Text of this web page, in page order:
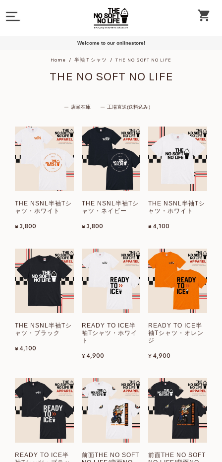
Welcome to our onlinestore!
Home 半袖Ｔシャツ THE NO SOFT NO LIFE
THE NO SOFT NO LIFE
店頭在庫 工場直送(送料込み）
THE NSNL半袖Tシ
ャツ・ホワイト
¥3,800
THE NSNL半袖Tシ
ャツ・ネイビー
¥3,800
THE NSNL半袖Tシ
ャツ・ホワイト
¥4,100
THE NSNL半袖Tシ
ャツ・ブラック
¥4,100
READY TO ICE半
袖Tシャツ・ホワイ
ト
¥4,900
READY TO ICE半
袖Tシャツ・オレン
ジ
¥4,900
READY TO ICE半
前面THE NO SOFT
前面THE NO SOFT